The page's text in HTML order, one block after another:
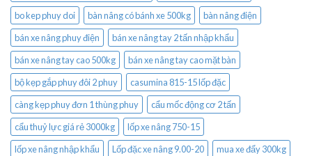
bo kep phuy doi
bàn nâng có bánh xe 500kg
bàn nâng điện
bán xe nâng phuy điện
bán xe nâng tay 2 tấn nhập khẩu
bán xe nâng tay cao 500kg
bán xe nâng tay cao mặt bàn
bộ kẹp gắp phuy đôi 2 phuy
casumina 815-15 lốp đặc
càng kẹp phuy đơn 1 thùng phuy
cẩu mốc động cơ 2 tấn
cẩu thuỷ lực giá rẻ 3000kg
lốp xe nâng 750-15
lốp xe nâng nhập khẩu
Lốp đặc xe nâng 9.00-20
mua xe đẩy 300kg